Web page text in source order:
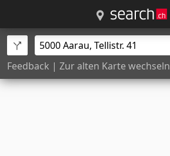
Feedback | Zur alten Karte wechseln